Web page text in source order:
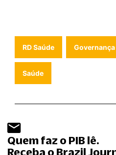
RD Saúde
Saúde
Quem faz o PIB lê.
Receba o Brazil